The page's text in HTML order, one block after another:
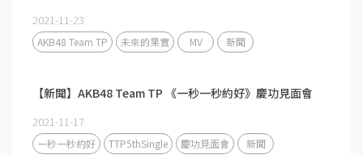
2021-11-23
AKB48 Team TP 未來的果實 MV 新聞
【新聞】AKB48 Team TP 《一秒一秒約好》慶功見面會
2021-11-17
一秒一秒約好 TTP5thSingle 慶功見面會 新聞